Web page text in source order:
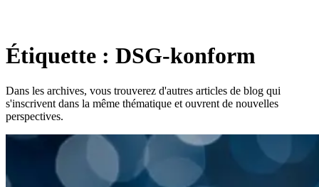
Étiquette : DSG-konform
Dans les archives, vous trouverez d'autres articles de blog qui
s'inscrivent dans la même thématique et ouvrent de nouvelles
perspectives.